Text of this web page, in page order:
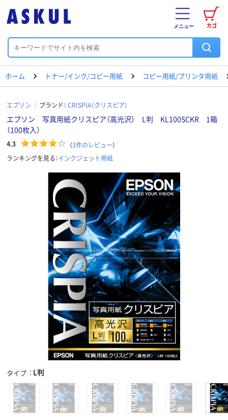
カゴ
メニュー
ホーム トナー/インク/コピー用紙 コピー用紙/プリンタ用紙
エプソン ブランド： CRISPIA（クリスピア）
エプソン 写真用紙クリスピア（高光沢） L判 KL100SCKR 1箱
（100枚入）
4.3 （3件のレビュー）
ランキングを見る：インクジェット用紙
タイプ L判